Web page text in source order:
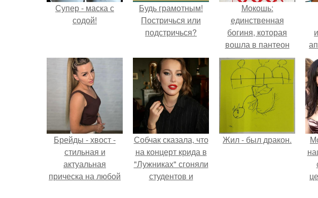
Супер - маска с
содой!
Будь грамотным!
Постричься или
подстричься?
Мокошь:
единственная
богиня, которая
вошла в пантеон
князя Владимира.
Брейды - хвост -
стильная и
актуальная
прическа на любой
Собчак сказала, что
на концерт крида в
"Лужниках" сгоняли
студентов и
Жил - был дракон.